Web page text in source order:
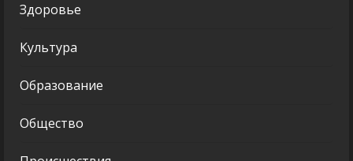
Здоровье
Культура
Образование
Общество